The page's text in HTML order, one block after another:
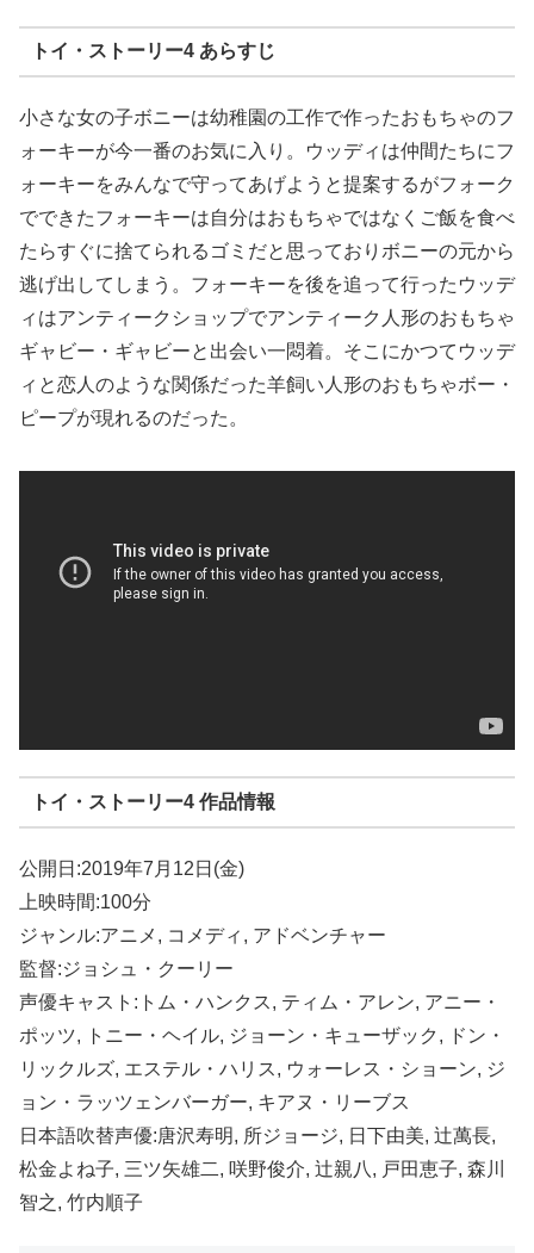
トイ・ストーリー4 あらすじ
小さな女の子ボニーは幼稚園の工作で作ったおもちゃのフ
ォーキーが今一番のお気に入り。ウッディは仲間たちにフ
ォーキーをみんなで守ってあげようと提案するがフォーク
でできたフォーキーは自分はおもちゃではなくご飯を食べ
たらすぐに捨てられるゴミだと思っておりボニーの元から
逃げ出してしまう。フォーキーを後を追って行ったウッデ
ィはアンティークショップでアンティーク人形のおもちゃ
ギャビー・ギャビーと出会い一悶着。そこにかつてウッデ
ィと恋人のような関係だった羊飼い人形のおもちゃボー・
ピープが現れるのだった。
トイ・ストーリー4 作品情報
公開日:2019年7月12日(金)
上映時間:100分
ジャンル:アニメ, コメディ, アドベンチャー
監督:ジョシュ・クーリー
声優キャスト:トム・ハンクス, ティム・アレン, アニー・
ポッツ, トニー・ヘイル, ジョーン・キューザック, ドン・
リックルズ, エステル・ハリス, ウォーレス・ショーン, ジ
ョン・ラッツェンバーガー, キアヌ・リーブス
日本語吹替声優:唐沢寿明, 所ジョージ, 日下由美, 辻萬長,
松金よね子, 三ツ矢雄二, 咲野俊介, 辻親八, 戸田恵子, 森川
智之, 竹内順子